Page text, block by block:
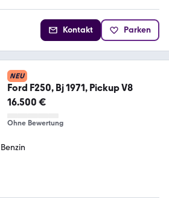
Kontakt Parken
NEU
Ford F250, Bj 1971, Pickup V8
16.500 €
Ohne Bewertung
Benzin